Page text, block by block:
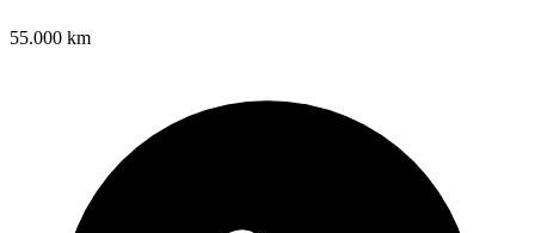
55.000 km